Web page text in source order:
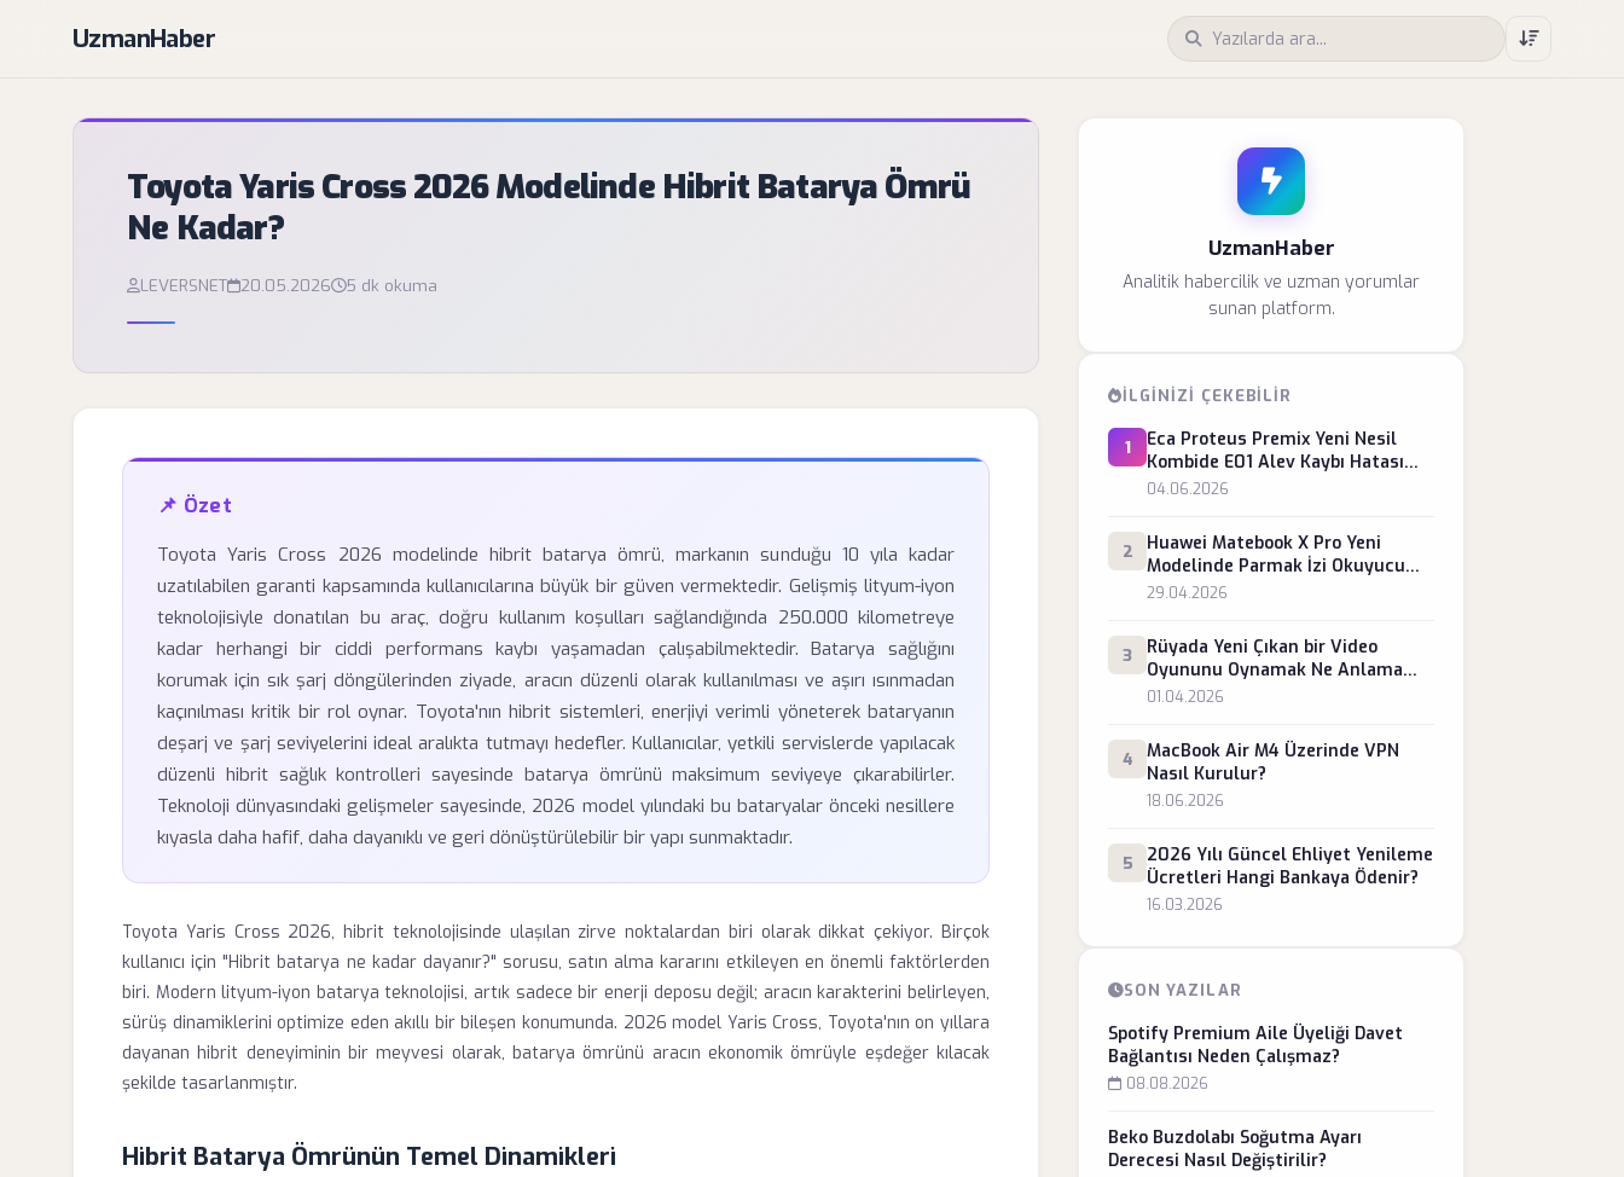
UzmanHaber
Toyota Yaris Cross 2026 Modelinde Hibrit Batarya Ömrü
Ne Kadar?
LEVERSNET 20.05.2026 5 dk okuma
📌 Özet
Toyota Yaris Cross 2026 modelinde hibrit batarya ömrü, markanın sunduğu 10 yıla kadar
uzatılabilen garanti kapsamında kullanıcılarına büyük bir güven vermektedir. Gelişmiş lityum-iyon
teknolojisiyle donatılan bu araç, doğru kullanım koşulları sağlandığında 250.000 kilometreye
kadar herhangi bir ciddi performans kaybı yaşamadan çalışabilmektedir. Batarya sağlığını
korumak için sık şarj döngülerinden ziyade, aracın düzenli olarak kullanılması ve aşırı ısınmadan
kaçınılması kritik bir rol oynar. Toyota'nın hibrit sistemleri, enerjiyi verimli yöneterek bataryanın
deşarj ve şarj seviyelerini ideal aralıkta tutmayı hedefler. Kullanıcılar, yetkili servislerde yapılacak
düzenli hibrit sağlık kontrolleri sayesinde batarya ömrünü maksimum seviyeye çıkarabilirler.
Teknoloji dünyasındaki gelişmeler sayesinde, 2026 model yılındaki bu bataryalar önceki nesillere
kıyasla daha hafif, daha dayanıklı ve geri dönüştürülebilir bir yapı sunmaktadır.
Toyota Yaris Cross 2026, hibrit teknolojisinde ulaşılan zirve noktalardan biri olarak dikkat çekiyor. Birçok
kullanıcı için "Hibrit batarya ne kadar dayanır?" sorusu, satın alma kararını etkileyen en önemli faktörlerden
biri. Modern lityum-iyon batarya teknolojisi, artık sadece bir enerji deposu değil; aracın karakterini belirleyen,
sürüş dinamiklerini optimize eden akıllı bir bileşen konumunda. 2026 model Yaris Cross, Toyota'nın on yıllara
dayanan hibrit deneyiminin bir meyvesi olarak, batarya ömrünü aracın ekonomik ömrüyle eşdeğer kılacak
şekilde tasarlanmıştır.
Hibrit Batarya Ömrünün Temel Dinamikleri
UzmanHaber
Analitik habercilik ve uzman yorumlar
sunan platform.
İLGINIZI ÇEKEBILIR
1
Eca Proteus Premix Yeni Nesil
Kombide E01 Alev Kaybı Hatası
Nasıl Giderilir?
04.06.2026
2
Huawei Matebook X Pro Yeni
Modelinde Parmak İzi Okuyucu
Çalışmama Sorunu Nasıl Giderilir?
29.04.2026
3
Rüyada Yeni Çıkan bir Video
Oyununu Oynamak Ne Anlama
Gelir?
01.04.2026
4
MacBook Air M4 Üzerinde VPN
Nasıl Kurulur?
18.06.2026
5
2026 Yılı Güncel Ehliyet Yenileme
Ücretleri Hangi Bankaya Ödenir?
16.03.2026
SON YAZILAR
Spotify Premium Aile Üyeliği Davet
Bağlantısı Neden Çalışmaz?
08.08.2026
Beko Buzdolabı Soğutma Ayarı
Derecesi Nasıl Değiştirilir?